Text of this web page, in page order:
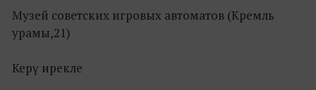
Музей советских игровых автоматов (Кремль
урамы,21)
Керү ирекле